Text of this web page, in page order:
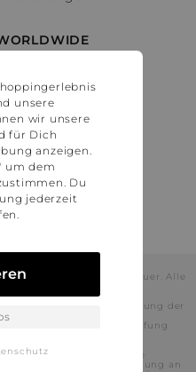
States
gesetzlichen Mehrwertsteuer. Alle
die durch die Nutzung der
Partner voraussichtlich
keine vollständige Prüfung
daher in Einzelfällen
von unserem
nicht oder nur teilweise
kann deren Verwendung an
unsere
wir unsere
für Dich
anzeigen.
um dem
Du
jederzeit